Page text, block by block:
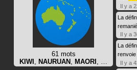
61 mots
KIWI NAURUAN MAORI
Il y a
La
Il y a
La
Il y a